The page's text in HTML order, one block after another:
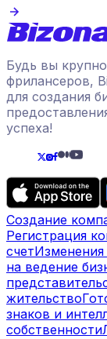
Будь вы
фрилансеров,
для создания
успеха!
Создание
Регистрация
счет
на ведение
жительство
знаков и
собственности